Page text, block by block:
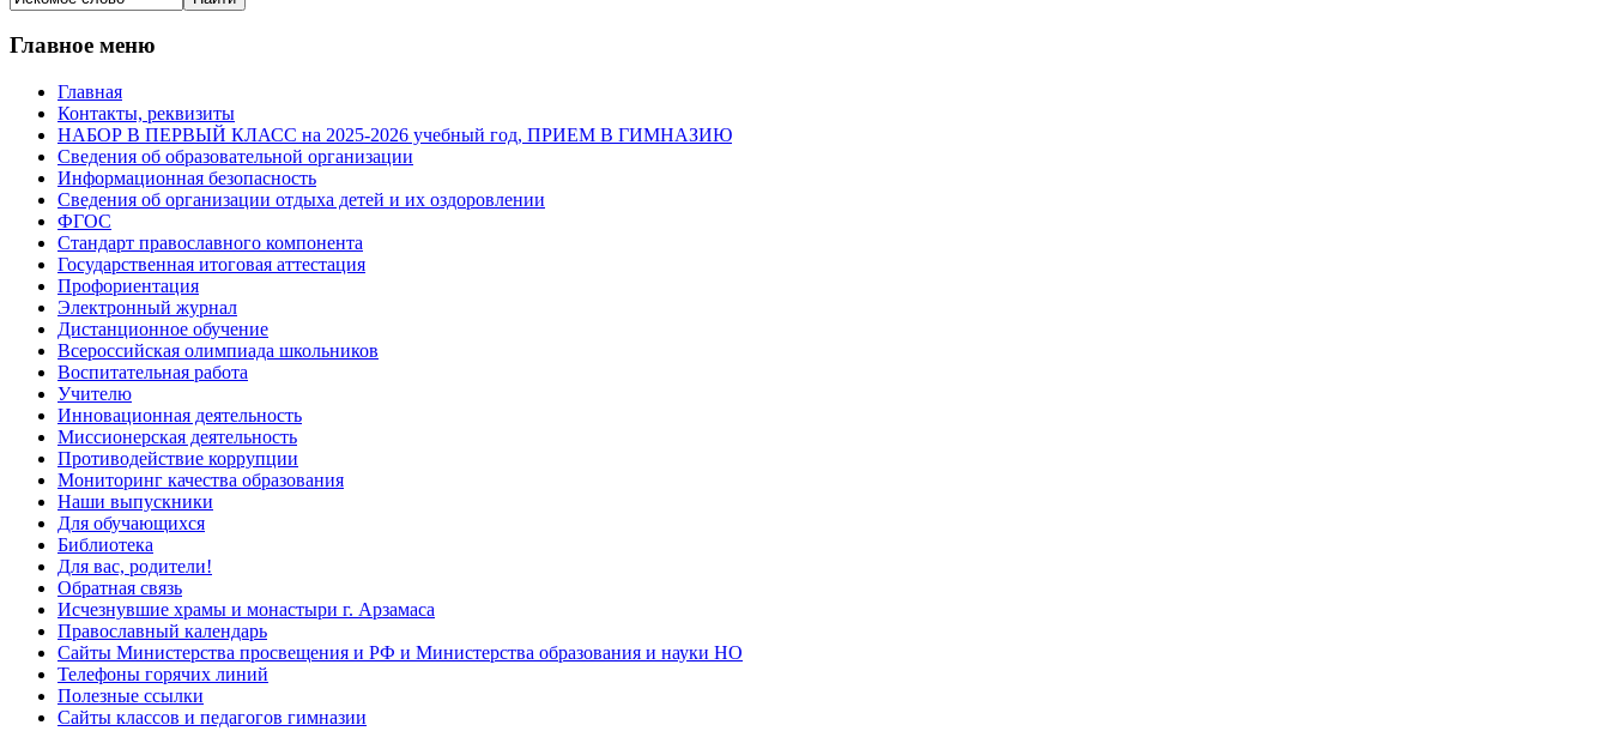
Главное меню
Главная
Контакты, реквизиты
НАБОР В ПЕРВЫЙ КЛАСС на 2025-2026 учебный год, ПРИЕМ В ГИМНАЗИЮ
Сведения об образовательной организации
Информационная безопасность
Сведения об организации отдыха детей и их оздоровлении
ФГОС
Стандарт православного компонента
Государственная итоговая аттестация
Профориентация
Электронный журнал
Дистанционное обучение
Всероcсийская олимпиада школьников
Воспитательная работа
Учителю
Инновационная деятельность
Миссионерская деятельность
Противодействие коррупции
Мониторинг качества образования
Наши выпускники
Для обучающихся
Библиотека
Для вас, родители!
Обратная связь
Исчезнувшие храмы и монастыри г. Арзамаса
Православный календарь
Сайты Министерства просвещения и РФ и Министерства образования и науки НО
Телефоны горячих линий
Полезные ссылки
Сайты классов и педагогов гимназии